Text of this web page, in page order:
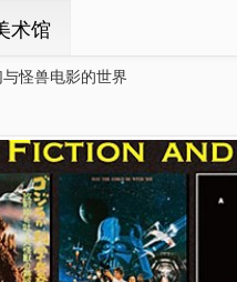
术馆
怪兽电影的世界